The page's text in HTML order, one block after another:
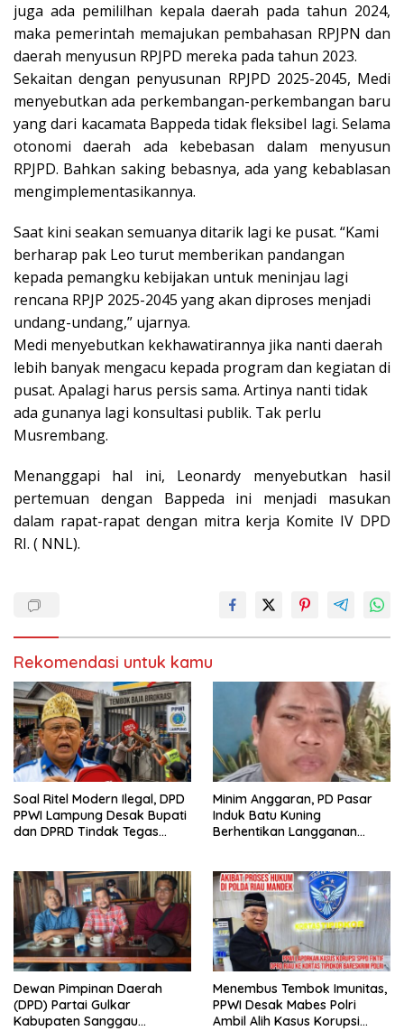
juga ada pemililhan kepala daerah pada tahun 2024,
maka pemerintah memajukan pembahasan RPJPN dan
daerah menyusun RPJPD mereka pada tahun 2023.
Sekaitan dengan penyusunan RPJPD 2025-2045, Medi
menyebutkan ada perkembangan-perkembangan baru
yang dari kacamata Bappeda tidak fleksibel lagi. Selama
otonomi daerah ada kebebasan dalam menyusun
RPJPD. Bahkan saking bebasnya, ada yang kebablasan
mengimplementasikannya.
Saat kini seakan semuanya ditarik lagi ke pusat. “Kami
berharap pak Leo turut memberikan pandangan
kepada pemangku kebijakan untuk meninjau lagi
rencana RPJP 2025-2045 yang akan diproses menjadi
undang-undang,” ujarnya.
Medi menyebutkan kekhawatirannya jika nanti daerah
lebih banyak mengacu kepada program dan kegiatan di
pusat. Apalagi harus persis sama. Artinya nanti tidak
ada gunanya lagi konsultasi publik. Tak perlu
Musrembang.
Menanggapi hal ini, Leonardy menyebutkan hasil
pertemuan dengan Bappeda ini menjadi masukan
dalam rapat-rapat dengan mitra kerja Komite IV DPD
RI. ( NNL).
Rekomendasi untuk kamu
Soal Ritel Modern Ilegal, DPD
PPWI Lampung Desak Bupati
dan DPRD Tindak Tegas
Minim Anggaran, PD Pasar
Induk Batu Kuning
Berhentikan Langganan
Dewan Pimpinan Daerah
(DPD) Partai Gulkar
Kabupaten Sanggau
Menembus Tembok Imunitas,
PPWI Desak Mabes Polri
Ambil Alih Kasus Korupsi